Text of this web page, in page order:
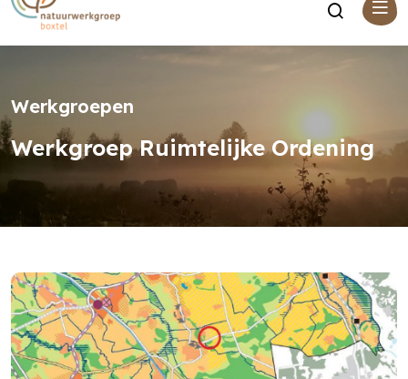
Werkgroepen
Werkgroep Ruimtelijke Ordening